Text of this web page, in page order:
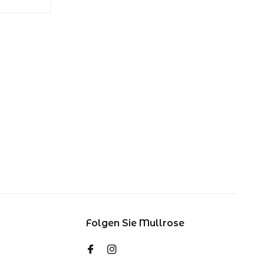
Folgen Sie Mullrose